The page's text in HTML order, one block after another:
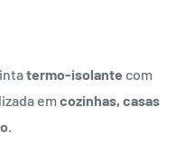
termo-isolante com
emcozinhas, casas
.